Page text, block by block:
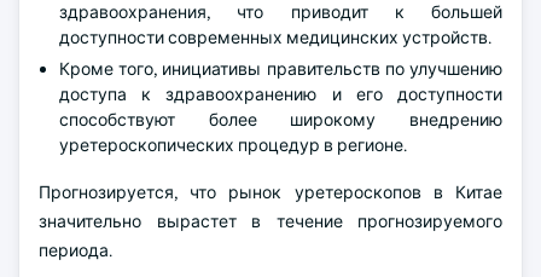
здравоохранения, что приводит к большей
доступности современных медицинских устройств.
Кроме того, инициативы правительств по улучшению
доступа к здравоохранению и его доступности
способствуют более широкому внедрению
уретероскопических процедур в регионе.
Прогнозируется, что рынок уретероскопов в Китае
значительно вырастет в течение прогнозируемого
периода.